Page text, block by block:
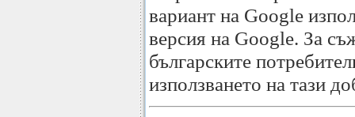
вариант на Google
версия на Google. За
българските
използването на тази